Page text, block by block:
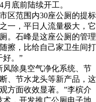
底前陆续开工。
区范围内30座公厕的提标
一，平日人流量极大，它
。石峰是这座公厕的管理
擦，比给自己家卫生间打
好。”
风除臭空气净化系统、节
、节水龙头等新产品，这
方面收效显著。”李槟介
术，开发推广公厕电子地